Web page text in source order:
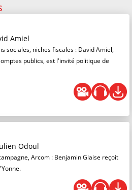
Amiel
sociales, niches fiscales : David Amiel,
publics, est l'invité politique de
Odoul
Arcom : Benjamin Glaise reçoit